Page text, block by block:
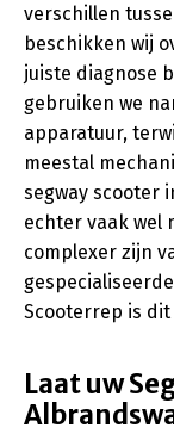
verschillen
beschikken wij
juiste diagnose
gebruiken we
apparatuur,
meestal
segway scooter
echter vaak wel
complexer zijn
Scooterrep is
Laat uw